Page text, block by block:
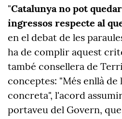
"Catalunya no pot
ingressos respecte al
en el debat de les
ha de complir aquest
també consellera de
conceptes: "Més enllà de
concreta", l'acord
portaveu del Govern,